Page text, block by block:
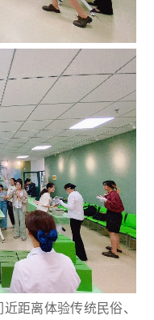
距离体验传统民俗、